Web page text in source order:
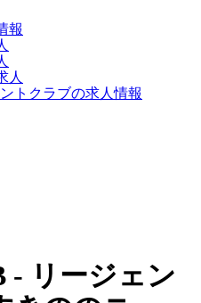
報
人
トクラブの求人情報
- リージェン